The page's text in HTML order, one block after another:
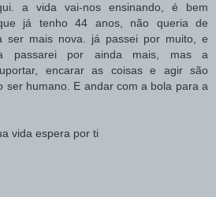
a vida vai-nos ensinando, é bem
já tenho 44 anos, não queria de
ser mais nova. já passei por muito, e
passarei por ainda mais, mas a
encarar as coisas e agir são
ser humano. E andar com a bola para a
vida espera por ti